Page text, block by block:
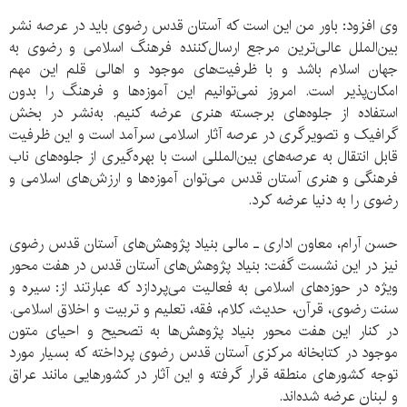
وی افزود: باور من این است که آستان قدس رضوی باید در عرصه نشر
بین‌الملل عالی‌ترین مرجع ارسال‌کننده فرهنگ اسلامی و رضوی به
جهان اسلام باشد و با ظرفیت‌های موجود و اهالی قلم این مهم
امکان‌پذیر است. امروز نمی‌توانیم این آموزه‌ها و فرهنگ را بدون
استفاده از جلوه‌های برجسته هنری عرضه کنیم. به‌نشر در بخش
گرافیک و تصویرگری در عرصه آثار اسلامی سرآمد است و این ظرفیت
قابل انتقال به عرصه‌های بین‌المللی است با بهره‌گیری از جلوه‌های ناب
فرهنگی و هنری آستان قدس می‌توان آموزه‌ها و ارزش‌های اسلامی و
رضوی را به دنیا عرضه کرد.
حسن آرام، معاون اداری ـ مالی بنیاد پژوهش‌های آستان قدس رضوی
نیز در این نشست گفت: بنیاد پژوهش‌های آستان قدس در هفت محور
ویژه در حوزه‌های اسلامی به فعالیت می‌پردازد که عبارتند از: سیره و
سنت رضوی، قرآن، حدیث، کلام، فقه، تعلیم و تربیت و اخلاق اسلامی.
در کنار این هفت محور بنیاد پژوهش‌ها به تصحیح و احیای متون
موجود در کتابخانه مرکزی آستان قدس رضوی پرداخته که بسیار مورد
توجه کشورهای منطقه قرار گرفته و این آثار در کشورهایی مانند عراق
و لبنان عرضه شده‌اند.